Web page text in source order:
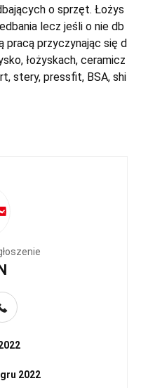
o sprzęt. Łożys
lecz jeśli o nie db
pracą przyczynając się d
łożyskach, ceramicz
stery, pressfit, BSA, shi
2022